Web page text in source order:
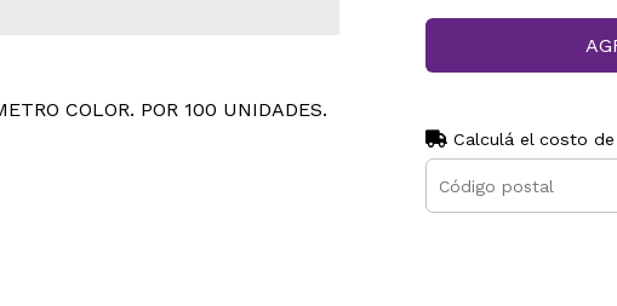
COLOR. POR 100 UNIDADES.
Calculá el costo de